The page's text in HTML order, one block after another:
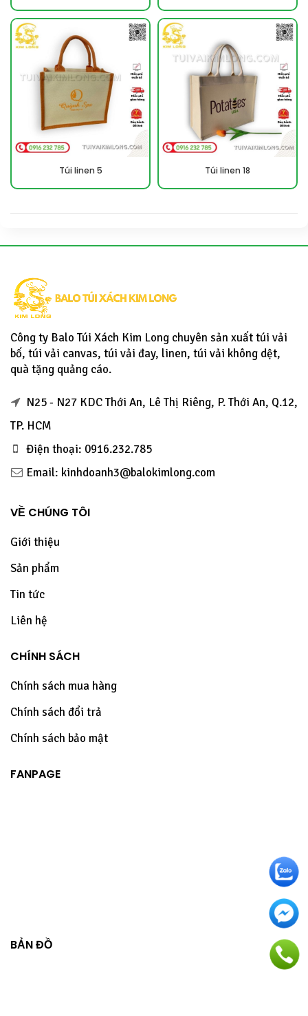
Túi linen 5 Túi linen 18
Công ty Balo Túi Xách Kim Long chuyên sản xuất túi vải
bố, túi vải canvas, túi vải đay, linen, túi vải không dệt,
quà tặng quảng cáo.
N25 - N27 KDC Thới An, Lê Thị Riêng, P. Thới An, Q.12,
TP. HCM
Điện thoại: 0916.232.785
Email: kinhdoanh3@balokimlong.com
VỀ CHÚNG TÔI
Giới thiệu
Sản phẩm
Tin tức
Liên hệ
CHÍNH SÁCH
Chính sách mua hàng
Chính sách đổi trả
Chính sách bảo mật
FANPAGE
BẢN ĐỒ